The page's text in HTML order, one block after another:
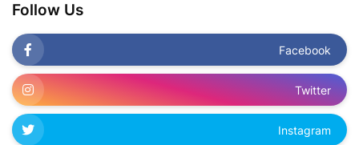
Follow Us
Facebook
Twitter
Instagram